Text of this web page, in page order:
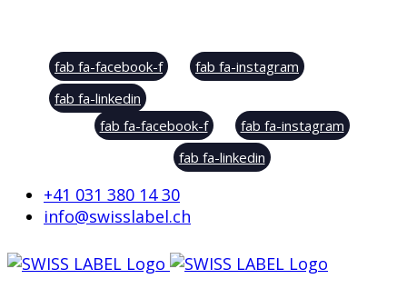
fab fa-facebook-f
fab fa-instagram
fab fa-linkedin
fab fa-facebook-f
fab fa-instagram
fab fa-linkedin
+41 031 380 14 30
info@swisslabel.ch